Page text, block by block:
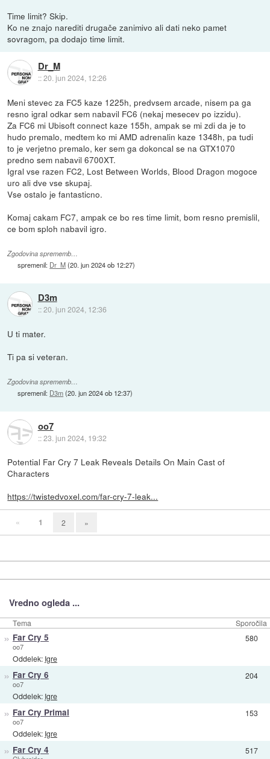
Time limit? Skip.
Ko ne znajo narediti drugače zanimivo ali dati neko pamet
sovragom, pa dodajo time limit.
Dr_M
::20. jun 2024, 12:26
Meni stevec za FC5 kaze 1225h, predvsem arcade, nisem pa ga
resno igral odkar sem nabavil FC6 (nekaj mesecev po izzidu).
Za FC6 mi Ubisoft connect kaze 155h, ampak se mi zdi da je to
hudo premalo, medtem ko mi AMD adrenalin kaze 1348h, pa tudi
to je verjetno premalo, ker sem ga dokoncal se na GTX1070
predno sem nabavil 6700XT.
Igral vse razen FC2, Lost Between Worlds, Blood Dragon mogoce
uro ali dve vse skupaj.
Vse ostalo je fantasticno.
Komaj cakam FC7, ampak ce bo res time limit, bom resno premislil,
ce bom sploh nabavil igro.
Zgodovina sprememb…
spremenil: Dr_M(20. jun 2024 ob 12:27)
D3m
::20. jun 2024, 12:36
U ti mater.
Ti pa si veteran.
Zgodovina sprememb…
spremenil: D3m(20. jun 2024 ob 12:37)
oo7
::23. jun 2024, 19:32
Potential Far Cry 7 Leak Reveals Details On Main Cast of
Characters
https://twistedvoxel.com/far-cry-7-leak...
« 1 2 »
Vredno ogleda ...
Tema Sporočila
» Far Cry 5
oo7
Oddelek: Igre
580
» Far Cry 6
oo7
Oddelek: Igre
204
» Far Cry Primal
oo7
Oddelek: Igre
153
» Far Cry 4 517